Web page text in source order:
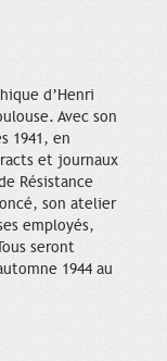
d’Henri
Avec son
1941, en
et journaux
Résistance
son atelier
employés,
seront
1944 au